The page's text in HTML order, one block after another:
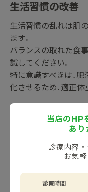
生活習慣の改善
生活習慣の乱れは肌
ます｡
バランスの取れた食
識してください｡
特に意識すべきは､肥
化させるため､適正体
毛孔性苔癬の
よく使われる薬
素を配合したクリー
当店のHP
あり
診療内容
お気
診察時間